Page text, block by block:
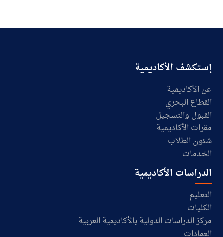
إستكشف الأكاديمية
عن الأكاديمية
القطاع البحري
القبول والتسجيل
مقرات الأكاديمية
شئون الطلاب
الخدمات
الدراسات الأكاديمية
التعليم
الكليات
مركز الدراسات الدولية بالأكاديمية العربية